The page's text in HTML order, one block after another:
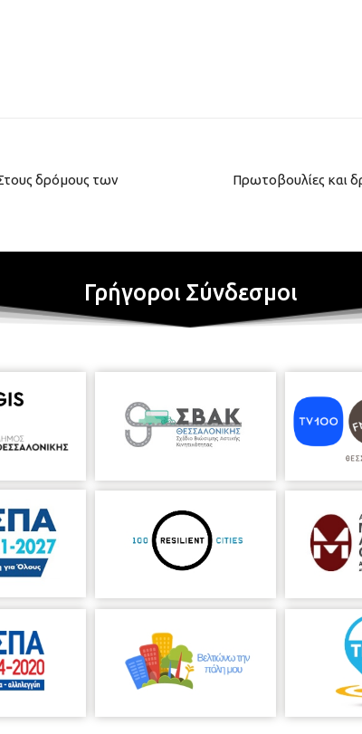
δρόμους των
Πρωτοβουλίες και
Γρήγοροι Σύνδεσμοι